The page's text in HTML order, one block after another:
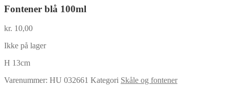
Fontener blå 100ml
kr. 10,00
Ikke på lager
H 13cm
Varenummer: HU 032661 Kategori Skåle og fontener